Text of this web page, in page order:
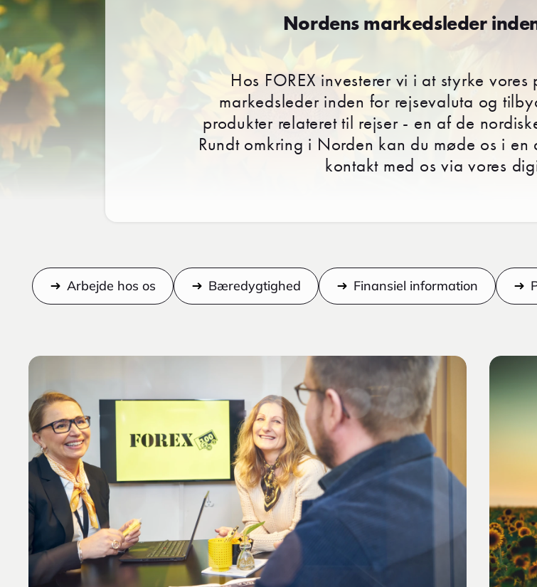
Nordens markedsleder
Hos FOREX investerer vi i at styrke
markedsleder inden for rejsevaluta og
produkter relateret til rejser - en af de
Rundt omkring i Norden kan du møde os i
kontakt med os via vores
Arbejde hos os Bæredygtighed Finansiel information